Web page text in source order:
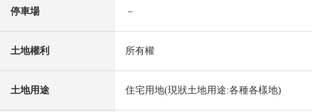
停車場 －
土地權利 所有權
土地用途 住宅用地(現狀土地用途:各種各樣地)